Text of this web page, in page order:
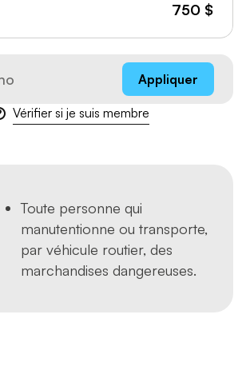
750$
Vérifier si je suis membre
Appliquer
Toute personne qui
manutentionne ou transporte,
par véhicule routier, des
marchandises dangereuses.